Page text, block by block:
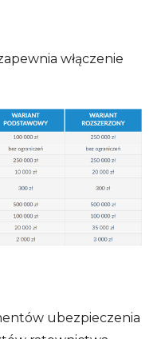
włączenie
ubezpieczenia